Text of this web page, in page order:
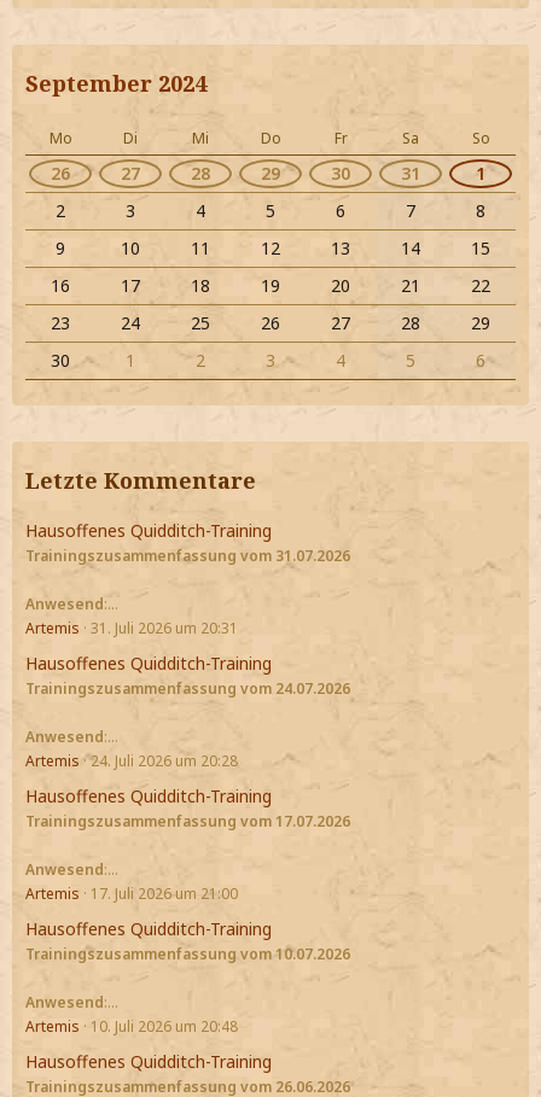
September 2024
Mo Di Mi Do Fr Sa So
26 27 28 29 30 31
1
2
3 4 5 6 7
8
9
10 11 12 13 14
15
16
17 18 19 20 21
22
23
24 25 26 27 28
29
30
1 2 3 4 5 6
Letzte Kommentare
Hausoffenes Quidditch-Training
Trainingszusammenfassung vom 31.07.2026
Anwesend:…
Artemis 31. Juli 2026 um 20:31
Hausoffenes Quidditch-Training
Trainingszusammenfassung vom 24.07.2026
Anwesend:…
Artemis 24. Juli 2026 um 20:28
Hausoffenes Quidditch-Training
Trainingszusammenfassung vom 17.07.2026
Anwesend:…
Artemis
17. Juli 2026 um 21:00
Hausoffenes Quidditch-Training
Trainingszusammenfassung vom 10.07.2026
Anwesend:…
Artemis
10. Juli 2026 um 20:48
Hausoffenes Quidditch-Training
Trainingszusammenfassung vom 26.06.2026